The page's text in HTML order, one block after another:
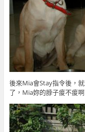
後來Mia會Stay指令後，
了，Mia妳的脖子痠不痠啊